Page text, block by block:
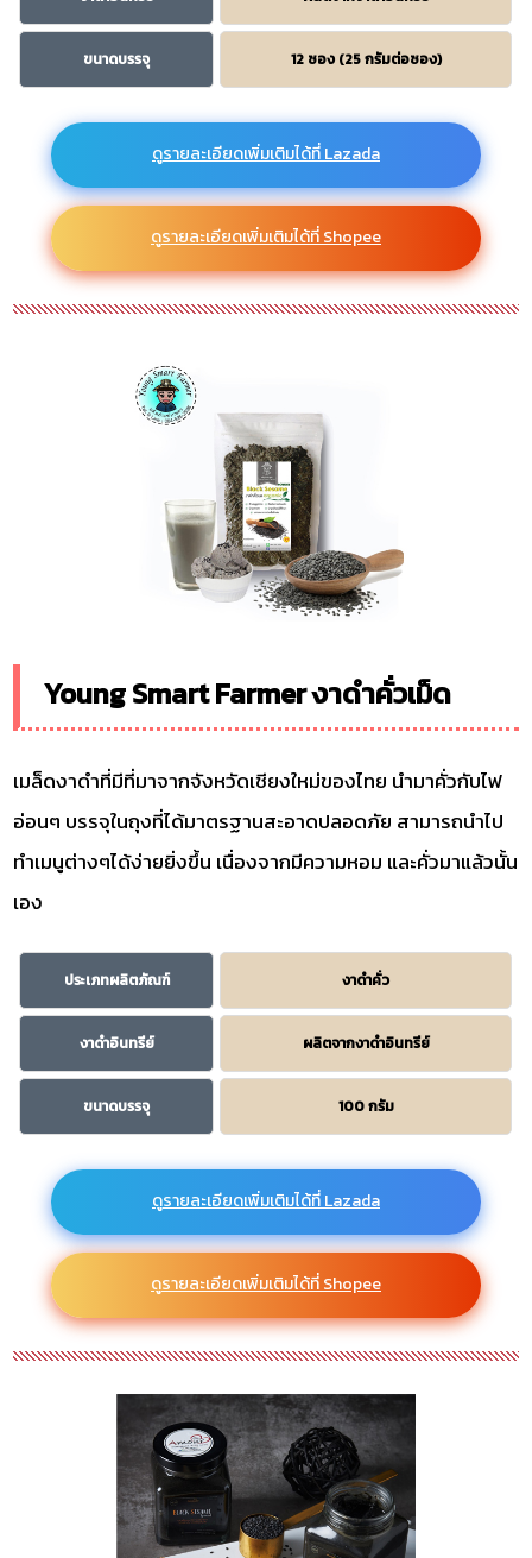
ขนาดบรรจุ 12 ซอง (25 กรัมต่อซอง)
ดูรายละเอียดเพิ่มเติมได้ที่ Lazada
ดูรายละเอียดเพิ่มเติมได้ที่ Shopee
Young Smart Farmer งาดำคั่วเม็ด
เมล็ดงาดำที่มีที่มาจากจังหวัดเชียงใหม่ของไทย นำมาคั่วกับไฟ
อ่อนๆ บรรจุในถุงที่ได้มาตรฐานสะอาดปลอดภัย สามารถนำไป
ทำเมนูต่างๆได้ง่ายยิ่งขึ้น เนื่องจากมีความหอม และคั่วมาแล้วนั้น
เอง
ประเภทผลิตภัณฑ์ งาดำคั่ว
งาดำอินทรีย์ ผลิตจากงาดำอินทรีย์
ขนาดบรรจุ 100 กรัม
ดูรายละเอียดเพิ่มเติมได้ที่ Lazada
ดูรายละเอียดเพิ่มเติมได้ที่ Shopee